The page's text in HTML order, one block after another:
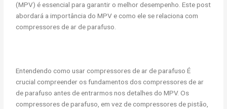
(MPV) é essencial para garantir o melhor desempenho. Este post
abordará a importância do MPV e como ele se relaciona com
compressores de ar de parafuso.
Entendendo como usar compressores de ar de parafuso É
crucial compreender os fundamentos dos compressores de ar
de parafuso antes de entrarmos nos detalhes do MPV. Os
compressores de parafuso, em vez de compressores de pistão,